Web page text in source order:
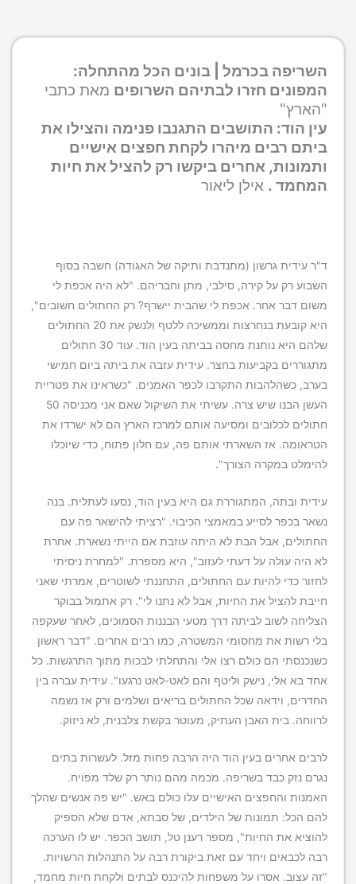
השריפה בכרמל | בונים הכל מהתחלה:
המפונים חזרו לבתיהם השרופים מאת כתבי
"הארץ"
עין הוד: התושבים התגנבו פנימה והצילו את
ביתם רבים מיהרו לקחת חפצים אישיים
ותמונות, אחרים ביקשו רק להציל את חיות
המחמד . אילן ליאור
ד"ר עידית גרשון (מתנדבת ותיקה של האגודה) חשבה בסוף
השבוע רק על קירה, סילבי, מתן וחבריהם. "לא היה אכפת לי
משום דבר אחר. אכפת לי שהבית יישרף? רק החתולים חשובים",
היא קובעת בנחרצות וממשיכה ללטף ולנשק את 20 החתולים
שלהם היא נותנת מחסה בביתה בעין הוד. עוד 30 חתולים
מתגוררים בקביעות בחצר. עידית עזבה את ביתה ביום חמישי
בערב, כשהלהבות התקרבו לכפר האמנים. "כשראינו את פטריית
העשן הבנו שיש צרה. עשיתי את השיקול שאם אני מכניסה 50
חתולים לכלובים ומסיעה אותם למרכז הארץ הם לא ישרדו את
הטראומה. אז השארתי אותם פה, עם חלון פתוח, כדי שיוכלו
להימלט במקרה הצורך".
עידית ובתה, המתגוררת גם היא בעין הוד, נסעו לעתלית. בנה
נשאר בכפר לסייע במאמצי הכיבוי. "רציתי להישאר פה עם
החתולים, אבל הבת לא היתה עוזבת אם הייתי נשארת. אחרת
לא היה עולה על דעתי לעזוב", היא מספרת. "למחרת ניסיתי
לחזור כדי להיות עם החתולים, התחננתי לשוטרים, אמרתי שאני
חייבת להציל את החיות, אבל לא נתנו לי". רק אתמול בבוקר
הצליחה לשוב לביתה דרך מטעי הבננות הסמוכים, לאחר שעקפה
בלי רשות את מחסומי המשטרה, כמו רבים אחרים. "דבר ראשון
כשנכנסתי הם כולם רצו אלי והתחלתי לבכות מתוך התרגשות. כל
אחד בא אלי, נישק וליטף והם לאט-לאט נרגעו". עידית עברה בין
החדרים, וידאה שכל החתולים בריאים ושלמים ורק אז נשמה
לרווחה. בית האבן העתיק, מעוטר בקשת צלבנית, לא ניזוק.
לרבים אחרים בעין הוד היה הרבה פחות מזל. לעשרות בתים
נגרם נזק כבד בשריפה. מכמה מהם נותר רק שלד מפויח.
האמנות והחפצים האישיים עלו כולם באש. "יש פה אנשים שהלך
להם הכל: תמונות של הילדים, של סבתא, אדם שלא הספיק
להוציא את החיות", מספר רענן טל, תושב הכפר. יש לו הערכה
רבה לכבאים ויחד עם זאת ביקורת רבה על התנהלות הרשויות.
"זה עצוב. אסרו על משפחות להיכנס לבתים ולקחת חיות מחמד,